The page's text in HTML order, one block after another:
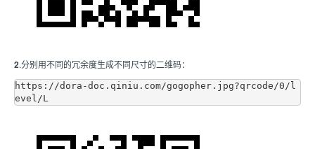
2.分别用不同的冗余度生成不同尺寸的二维码：
https://dora-doc.qiniu.com/gogopher.jpg?qrcode/0/l